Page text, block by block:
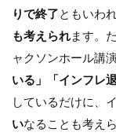
りで終了ともいわ
も考えられます。
ャクソンホール講
いる」「インフレ
しているだけに、
いなることも考え